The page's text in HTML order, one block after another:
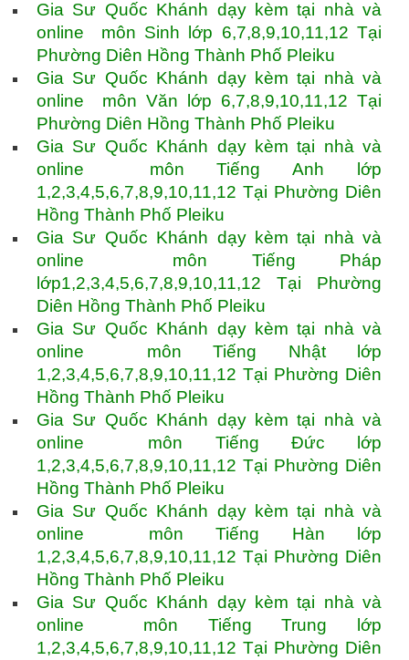
Gia Sư Quốc Khánh dạy kèm tại nhà và
online môn Sinh lớp 6,7,8,9,10,11,12 Tại
Phường Diên Hồng Thành Phố Pleiku
Gia Sư Quốc Khánh dạy kèm tại nhà và
online môn Văn lớp 6,7,8,9,10,11,12 Tại
Phường Diên Hồng Thành Phố Pleiku
Gia Sư Quốc Khánh dạy kèm tại nhà và
online môn Tiếng Anh lớp
1,2,3,4,5,6,7,8,9,10,11,12 Tại Phường Diên
Hồng Thành Phố Pleiku
Gia Sư Quốc Khánh dạy kèm tại nhà và
online môn Tiếng Pháp
lớp1,2,3,4,5,6,7,8,9,10,11,12 Tại Phường
Diên Hồng Thành Phố Pleiku
Gia Sư Quốc Khánh dạy kèm tại nhà và
online môn Tiếng Nhật lớp
1,2,3,4,5,6,7,8,9,10,11,12 Tại Phường Diên
Hồng Thành Phố Pleiku
Gia Sư Quốc Khánh dạy kèm tại nhà và
online môn Tiếng Đức lớp
1,2,3,4,5,6,7,8,9,10,11,12 Tại Phường Diên
Hồng Thành Phố Pleiku
Gia Sư Quốc Khánh dạy kèm tại nhà và
online môn Tiếng Hàn lớp
1,2,3,4,5,6,7,8,9,10,11,12 Tại Phường Diên
Hồng Thành Phố Pleiku
Gia Sư Quốc Khánh dạy kèm tại nhà và
online môn Tiếng Trung lớp
1,2,3,4,5,6,7,8,9,10,11,12 Tại Phường Diên